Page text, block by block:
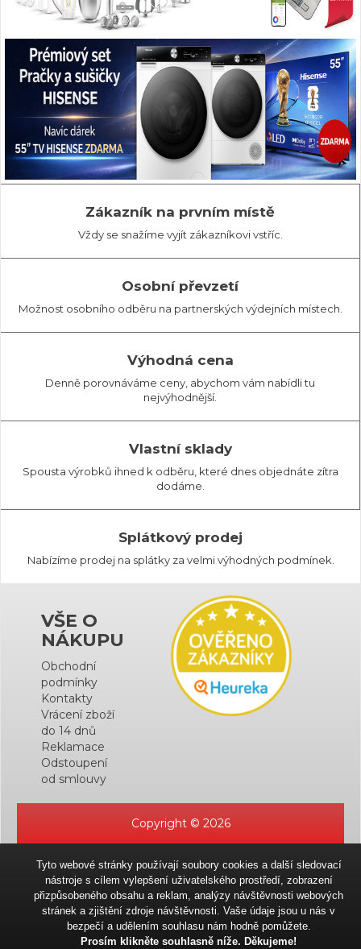
Zákazník na prvním místě
Vždy se snažíme vyjít zákazníkovi vstříc.
Osobní převzetí
Možnost osobního odběru na partnerských výdejních místech.
Výhodná cena
Denně porovnáváme ceny, abychom vám nabídli tu
nejvýhodnější.
Vlastní sklady
Spousta výrobků ihned k odběru, které dnes objednáte zítra
dodáme.
Splátkový prodej
Nabízíme prodej na splátky za velmi výhodných podmínek.
VŠE O
NÁKUPU
Obchodní
podmínky
Kontakty
Vrácení zboží
do 14 dnů
Reklamace
Odstoupení
od smlouvy
Copyright © 2026
Tyto webové stránky používají soubory cookies a další sledovací
nástroje s cílem vylepšení uživatelského prostředí, zobrazení
přizpůsobeného obsahu a reklam, analýzy návštěvnosti webových
stránek a zjištění zdroje návštěvnosti. Vaše údaje jsou u nás v
bezpečí a udělením souhlasu nám hodně pomůžete.
Prosím klikněte souhlasně níže. Děkujeme!